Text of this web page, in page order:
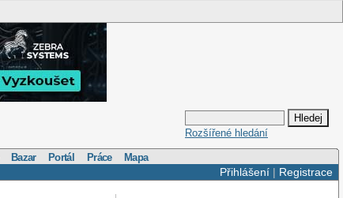
Rozšířené hledání
Bazar Portál Práce Mapa
Přihlášení| Registrace